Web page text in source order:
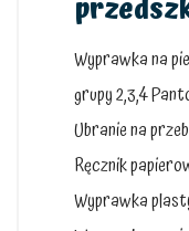
Wyprawka na
grupy 2,3,4
Ubranie na
Ręcznik
Wyprawka